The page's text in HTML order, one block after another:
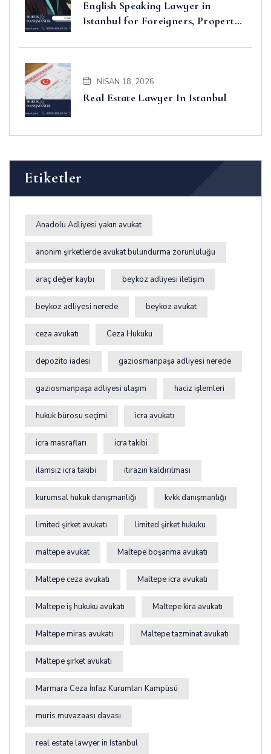
English Speaking Lawyer in
Istanbul for Foreigners, Property,
NISAN 18, 2026
Real Estate Lawyer In Istanbul
Etiketler
Anadolu Adliyesi yakın avukat
anonim şirketlerde avukat bulundurma zorunluluğu
araç değer kaybı beykoz adliyesi iletişim
beykoz adliyesi nerede beykoz avukat
ceza avukatı Ceza Hukuku
depozito iadesi gaziosmanpaşa adliyesi nerede
gaziosmanpaşa adliyesi ulaşım haciz işlemleri
hukuk bürosu seçimi icra avukatı
icra masrafları icra takibi
ilamsız icra takibi itirazın kaldırılması
kurumsal hukuk danışmanlığı kvkk danışmanlığı
limited şirket avukatı limited şirket hukuku
maltepe avukat Maltepe boşanma avukatı
Maltepe ceza avukatı Maltepe icra avukatı
Maltepe iş hukuku avukatı Maltepe kira avukatı
Maltepe miras avukatı Maltepe tazminat avukatı
Maltepe şirket avukatı
Marmara Ceza İnfaz Kurumları Kampüsü
muris muvazaası davası
real estate lawyer in Istanbul